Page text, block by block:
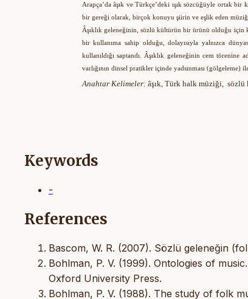
Arapça’da âşık ve Türkçe’deki ışık sözcüğüyle ortak
bir gereği olarak, birçok konuyu şiirin ve eşlik eden
Âşıklık geleneğinin, sözlü kültürün bir ürünü olduğu için
bir kullanıma sahip olduğu, dolayısıyla yalnızca
kullanıldığı saptandı. Âşıklık geleneğinin cem
varlığının dinsel pratikler içinde yadsınması (gölgeleme)
Anahtar Kelimeler:âşık, Türk halk müziği, sözlü
Keywords
-
References
Bascom, W. R. (2007). Sözlü geleneğin
Bohlman, P. V. (1999). Ontologies of
Oxford University Press.
Bohlman, P. V. (1988). The study of folk